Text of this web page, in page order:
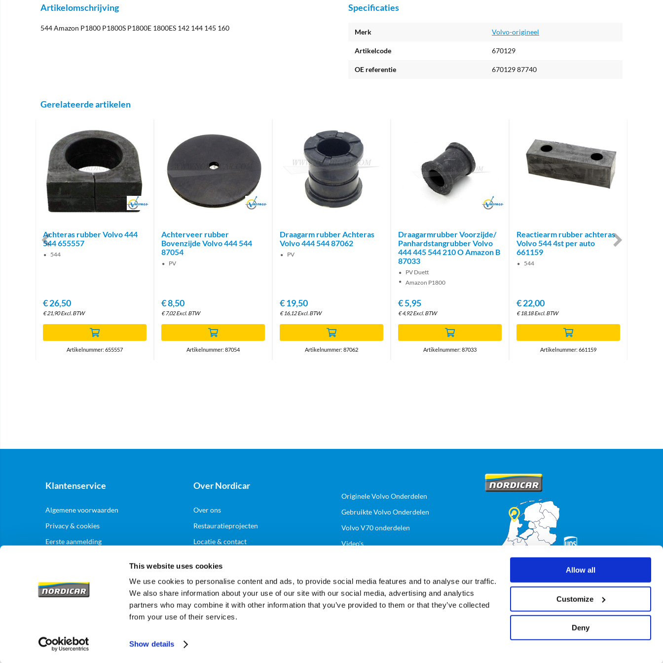
This website uses cookies
We use cookies to personalise content and ads, to provide social media features and to analyse our traffic.
We also share information about your use of our site with our social media, advertising and analytics
partners who may combine it with other information that you’ve provided to them or that they’ve collected
from your use of their services.
Show details
Allow all
Customize
Deny
Artikelomschrijving
544 Amazon P1800 P1800S P1800E 1800ES 142 144 145 160
Specificaties
Merk Volvo-origineel
Artikelcode 670129
OE referentie 670129 87740
Gerelateerde artikelen
Brand
Achteras rubber Volvo 444
544 655557
544
€26,50
€21,90 Excl. BTW
Artikelnummer: 655557
Brand
Achterveer rubber
Bovenzijde Volvo 444 544
87054
PV
€8,50
€7,02 Excl. BTW
Artikelnummer: 87054
Draagarm rubber Achteras
Volvo 444 544 87062
PV
€19,50
€16,12 Excl. BTW
Artikelnummer: 87062
Brand
Draagarmrubber Voorzijde/
Panhardstangrubber Volvo
444 445 544 210 O Amazon B
87033
PV Duett
Amazon P1800
€5,95
€4,92 Excl. BTW
Artikelnummer: 87033
Reactiearm rubber achteras
Volvo 544 4st per auto
661159
544
€22,00
€18,18 Excl. BTW
Artikelnummer: 661159
Klantenservice
Algemene voorwaarden
Privacy & cookies
Eerste aanmelding
Over Nordicar
Over ons
Restauratieprojecten
Locatie & contact
Originele Volvo Onderdelen
Gebruikte Volvo Onderdelen
Volvo V70 onderdelen
Video's
Aanmelden zakelijk account